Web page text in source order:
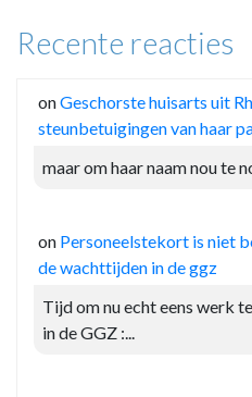
Recente reacties
onGeschorste huisarts uit
steunbetuigingen van haar
maar om haar naam nou te
on Personeelstekort is niet
de wachttijden in de ggz
Tijd om nu echt eens werk
in de GGZ :...